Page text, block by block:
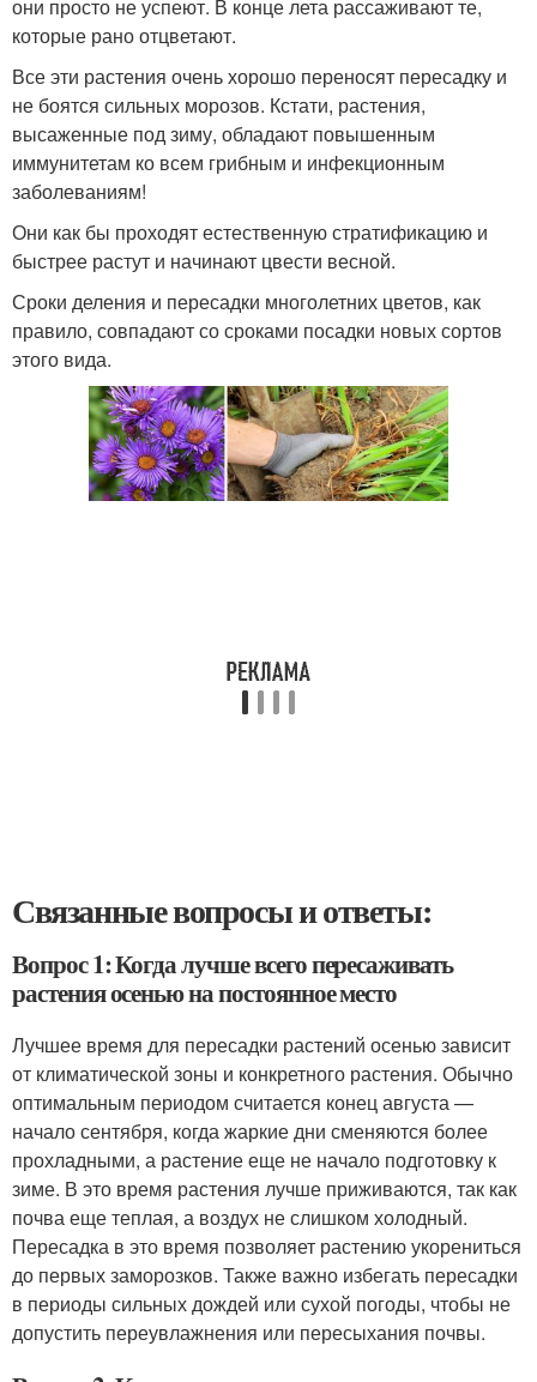
они просто не успеют. В конце лета рассаживают те,
которые рано отцветают.
Все эти растения очень хорошо переносят пересадку и
не боятся сильных морозов. Кстати, растения,
высаженные под зиму, обладают повышенным
иммунитетам ко всем грибным и инфекционным
заболеваниям!
Они как бы проходят естественную стратификацию и
быстрее растут и начинают цвести весной.
Сроки деления и пересадки многолетних цветов, как
правило, совпадают со сроками посадки новых сортов
этого вида.
Связанные вопросы и ответы:
Вопрос 1: Когда лучше всего пересаживать
растения осенью на постоянное место
Лучшее время для пересадки растений осенью зависит
от климатической зоны и конкретного растения. Обычно
оптимальным периодом считается конец августа —
начало сентября, когда жаркие дни сменяются более
прохладными, а растение еще не начало подготовку к
зиме. В это время растения лучше приживаются, так как
почва еще теплая, а воздух не слишком холодный.
Пересадка в это время позволяет растению укорениться
до первых заморозков. Также важно избегать пересадки
в периоды сильных дождей или сухой погоды, чтобы не
допустить переувлажнения или пересыхания почвы.